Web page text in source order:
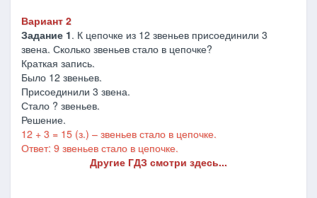
Вариант 2
Задание 1. К цепочке из 12 звеньев присоединили 3
звена. Сколько звеньев стало в цепочке?
Краткая запись.
Было 12 звеньев.
Присоединили 3 звена.
Стало ? звеньев.
Решение.
12 + 3 = 15 (з.) – звеньев стало в цепочке.
Ответ: 9 звеньев стало в цепочке.
Другие ГДЗ смотри здесь...